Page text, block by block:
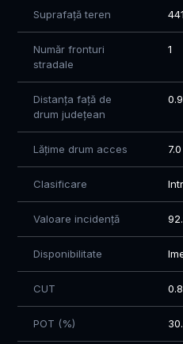
Suprafață teren
Număr fronturi
stradale
1
Distanța față de
drum județean
Lățime drum acces
Clasificare
Valoare incidență
Disponibilitate
CUT 0.8
POT (%)